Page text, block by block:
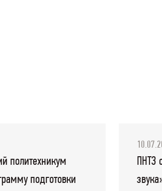
политехникум
подготовки
ПНТЗ